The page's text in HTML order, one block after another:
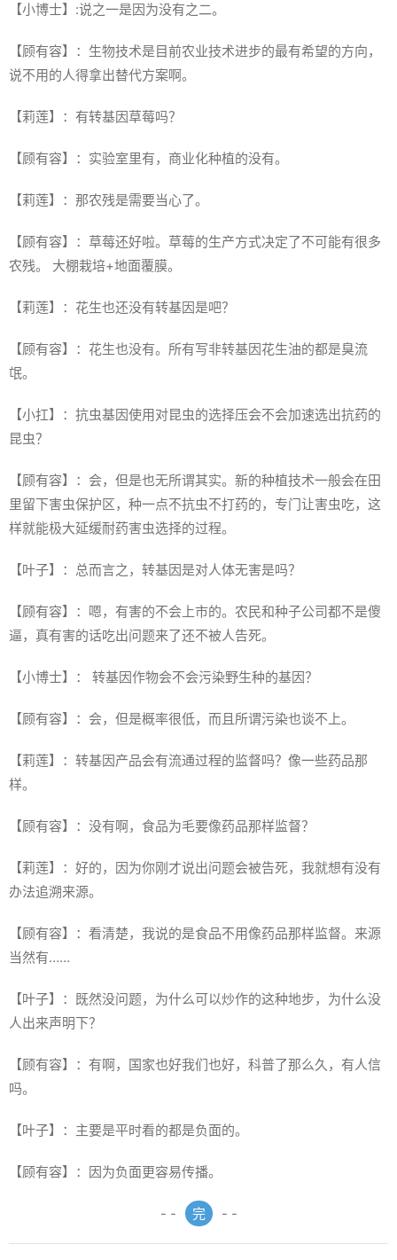
【小博士】:说之一是因为没有之二。
【顾有容】：生物技术是目前农业技术进步的最有希望的方向，
说不用的人得拿出替代方案啊。
【莉莲】：有转基因草莓吗？
【顾有容】：实验室里有，商业化种植的没有。
【莉莲】：那农残是需要当心了。
【顾有容】：草莓还好啦。草莓的生产方式决定了不可能有很多
农残。 大棚栽培+地面覆膜。
【莉莲】：花生也还没有转基因是吧？
【顾有容】：花生也没有。所有写非转基因花生油的都是臭流
氓。
【小扛】：抗虫基因使用对昆虫的选择压会不会加速选出抗药的
昆虫？
【顾有容】：会，但是也无所谓其实。新的种植技术一般会在田
里留下害虫保护区，种一点不抗虫不打药的，专门让害虫吃，这
样就能极大延缓耐药害虫选择的过程。
【叶子】：总而言之，转基因是对人体无害是吗？
【顾有容】：嗯，有害的不会上市的。农民和种子公司都不是傻
逼，真有害的话吃出问题来了还不被人告死。
【小博士】： 转基因作物会不会污染野生种的基因？
【顾有容】：会，但是概率很低，而且所谓污染也谈不上。
【莉莲】：转基因产品会有流通过程的监督吗？像一些药品那
样。
【顾有容】：没有啊，食品为毛要像药品那样监督？
【莉莲】：好的，因为你刚才说出问题会被告死，我就想有没有
办法追溯来源。
【顾有容】：看清楚，我说的是食品不用像药品那样监督。来源
当然有……
【叶子】：既然没问题，为什么可以炒作的这种地步，为什么没
人出来声明下？
【顾有容】：有啊，国家也好我们也好，科普了那么久，有人信
吗。
【叶子】：主要是平时看的都是负面的。
【顾有容】：因为负面更容易传播。
- - 完 - -